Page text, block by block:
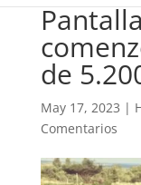
de
May 17, 2023 |
Comentarios